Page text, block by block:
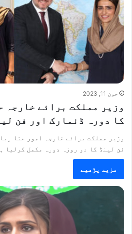
جون 11, 2023
وزیر مملکت برائے خارجہ
کا دورہ ڈنمارک اور فن
وزیر مملکت برائے خارجہ امور حنا
فن لینڈ کا دو روزہ دورہ مکمل کرلیا
مزید پڑھیے